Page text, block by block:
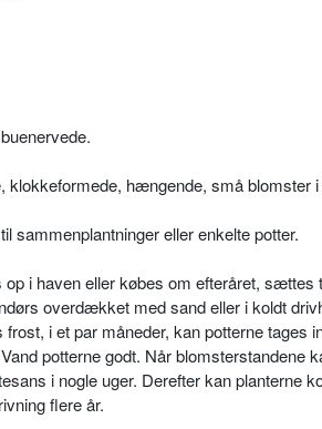
klokkeformede, hængende, små blomster
sammenplantninger eller enkelte potter.
op i haven eller købes om efteråret,
overdækket med sand eller i koldt
i et par måneder, kan potterne tages
potterne godt. Når blomsterstandene
i nogle uger. Derefter kan planterne
flere år.